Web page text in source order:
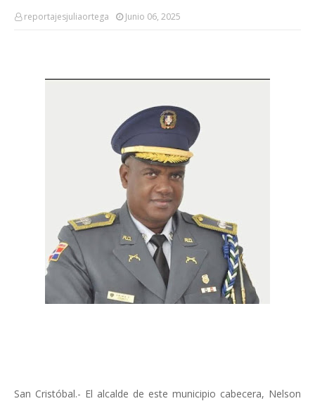
reportajesjuliaortega Junio 06, 2025
San Cristóbal.- El alcalde de este municipio cabecera, Nelson